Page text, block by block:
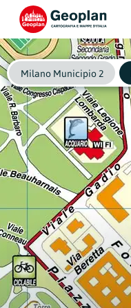
Milano Municipio 2